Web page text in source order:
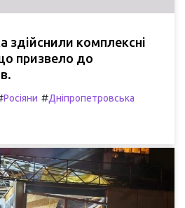
здійснили комплексні
призвело до
Росіяни #Дніпропетровська